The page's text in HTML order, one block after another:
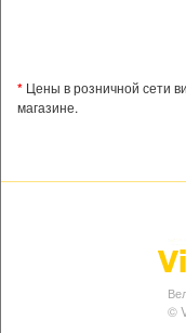
* Цены в розничной сети
магазине.
©